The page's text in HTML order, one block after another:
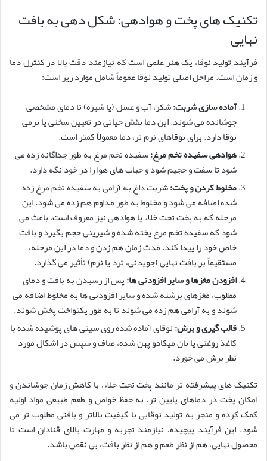
تکنیک های پخت و هوادهی: شکل دهی به بافت
نهایی
فرآیند تولید نوقا، یک هنر علمی است که نیازمند دقت بالا در کنترل دما
و زمان است. مراحل اصلی تولید نوقا عموماً شامل موارد زیر است:
آماده سازی شربت:شکر، آب و عسل (یا شیره) تا دمای مشخصی
جوشانده می شوند. این دما نقش حیاتی در تعیین سختی یا نرمی
نوقا دارد. برای نوقاهای نرم تر، دما معمولاً کمتر است.
هوادهی سفیده تخم مرغ:سفیده تخم مرغ به طور جداگانه زده می
شود تا سفت و حجیم شود و حباب های هوا را در خود نگه دارد.
مخلوط کردن و پخت:شربت داغ به آرامی به سفیده تخم مرغ زده
شده اضافه می شود و مخلوط به طور مداوم هم زده می شود. این
مرحله که به پخت تحت خلاء یا هوادهی نیز معروف است، باعث می
شود که سفیده تخم مرغ پخته شده و شیرینی حجم بگیرد و بافت
خاص خود را پیدا کند. مدت زمان هم زدن و دما در این مرحله،
مستقیماً بر بافت نهایی (جویدنی، ترد یا نرم) تأثیر می گذارد.
افزودن مغزها و سایر افزودنی ها:پس از رسیدن به بافت و دمای
مطلوب، مغزهای برشته شده و سایر افزودنی ها به مخلوط اضافه می
شوند و به آرامی هم زده می شوند تا به طور یکنواخت پخش شوند.
قالب گیری و برش:نوقای آماده شده روی سینی های پوشیده شده با
کاغذ روغنی یا نان میکادو پهن شده، صاف و سپس در اشکال مورد
نظر برش می خورد.
تکنیک های پیشرفته تر مانند پخت تحت خلاء، با کاهش زمان جوشاندن و
امکان پخت در دماهای پایین تر، به حفظ خواص و طعم طبیعی مواد اولیه
کمک کرده و منجر به تولید نوقایی با کیفیت بالاتر و بافتی مطلوب تر می
شود. این فرآیند پیچیده، نیازمند تجربه و مهارت بالای قنادان است تا
محصول نهایی، هم از نظر طعم و هم از نظر بافت، بی نقص باشد.